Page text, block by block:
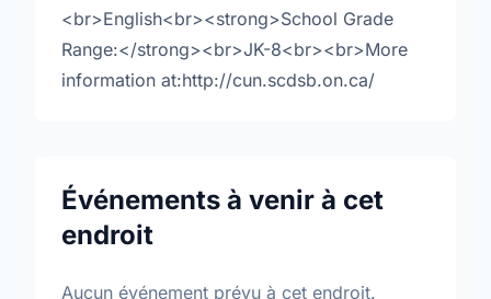
<br>English<br><strong>School Grade
Range:</strong><br>JK-8<br><br>More
information at:http://cun.scdsb.on.ca/
Événements à venir à cet
endroit
Aucun événement prévu à cet endroit.